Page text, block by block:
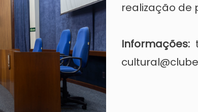
realização de
Informações: